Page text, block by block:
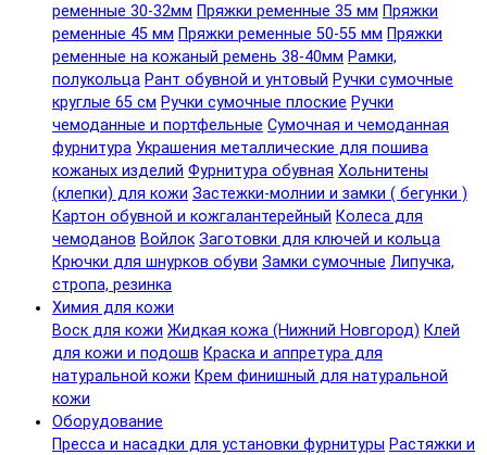
ременные 30-32мм Пряжки ременные 35 мм Пряжки
ременные 45 мм Пряжки ременные 50-55 мм Пряжки
ременные на кожаный ремень 38-40мм Рамки,
полукольца Рант обувной и унтовый Ручки сумочные
круглые 65 см Ручки сумочные плоские Ручки
чемоданные и портфельные Сумочная и чемоданная
фурнитура Украшения металлические для пошива
кожаных изделий Фурнитура обувная Хольнитены
(клепки) для кожи Застежки-молнии и замки ( бегунки )
Картон обувной и кожгалантерейный Колеса для
чемоданов Войлок Заготовки для ключей и кольца
Крючки для шнурков обуви Замки сумочные Липучка,
стропа, резинка
Химия для кожи
Воск для кожи Жидкая кожа (Нижний Новгород) Клей
для кожи и подошв Краска и аппретура для
натуральной кожи Крем финишный для натуральной
кожи
Оборудование
Пресса и насадки для установки фурнитуры Растяжки и